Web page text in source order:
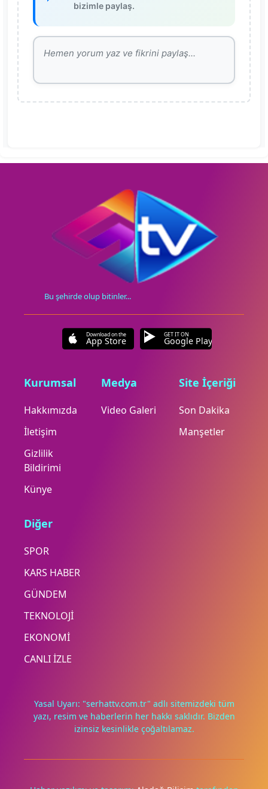
Deneyimini iyileştirmek ve içeriğimizi geliştirmek için çerezler
yalnızca onayınla.
bizimle paylaş.
Bu şehirde olup bitinler...
Download on the
App Store
GET IT ON
Google Play
Kurumsal
Hakkımızda
İletişim
Gizlilik
Bildirimi
Künye
Medya
Video Galeri
Site İçeriği
Son Dakika
Manşetler
Diğer
SPOR
KARS HABER
GÜNDEM
TEKNOLOJİ
EKONOMİ
CANLI İZLE
Yasal Uyarı: "serhattv.com.tr" adlı sitemizdeki tüm
yazı, resim ve haberlerin her hakkı saklıdır. Bizden
izinsiz kesinlikle çoğaltılamaz.